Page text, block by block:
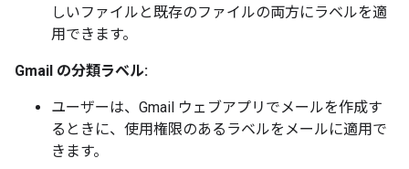
しいファイルと既存のファイルの両方にラベルを適
用できます。
Gmail の分類ラベル:
ユーザーは、Gmail ウェブアプリでメールを作成す
るときに、使用権限のあるラベルをメールに適用で
きます。